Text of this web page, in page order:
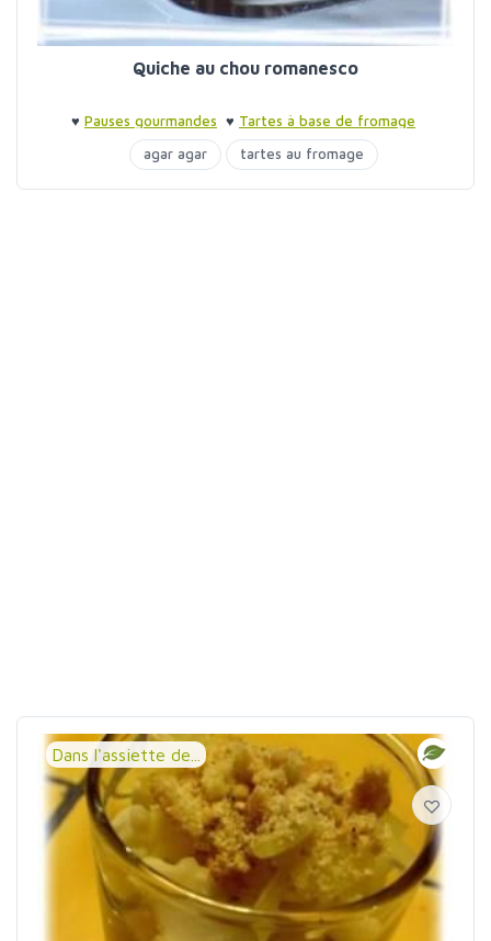
Quiche au chou romanesco
♥ Pauses gourmandes ♥ Tartes à base de fromage
agar agar
tartes au fromage
Dans l'assiette de...